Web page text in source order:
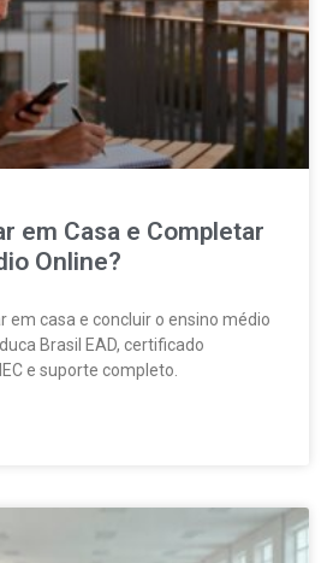
em Casa e Completar
Online?
em casa e concluir o ensino médio
Brasil EAD, certificado
e suporte completo.